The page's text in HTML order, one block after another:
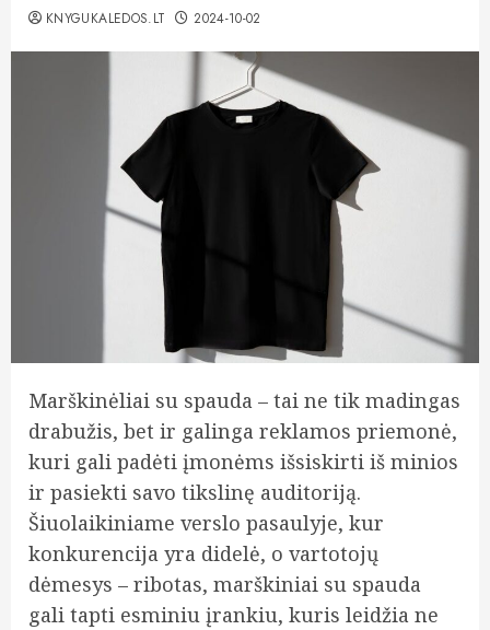
KNYGUKALEDOS.LT 2024-10-02
Marškinėliai su spauda – tai ne tik madingas
drabužis, bet ir galinga reklamos priemonė,
kuri gali padėti įmonėms išsiskirti iš minios
ir pasiekti savo tikslinę auditoriją.
Šiuolaikiniame verslo pasaulyje, kur
konkurencija yra didelė, o vartotojų
dėmesys – ribotas, marškiniai su spauda
gali tapti esminiu įrankiu, kuris leidžia ne